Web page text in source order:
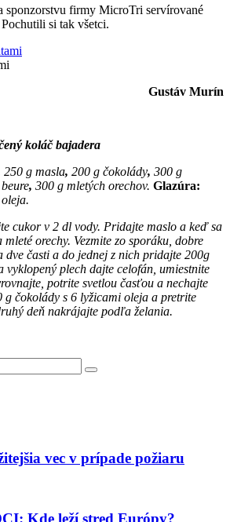
sponzorstvu firmy MicroTri servírované
si tak všetci.
Gustáv Murín
koláč bajadera
250 g masla, 200 g čokolády, 300 g
, 300 g mletých orechov. Glazúra:
cukor v 2 dl vody. Pridajte maslo a keď sa
orechy. Vezmite zo sporáku, dobre
dve časti a do jednej z nich pridajte 200g
vyklopený plech dajte celofán, umiestnite
potrite svetlou časťou a nechajte
g čokolády s 6 lyžicami oleja a pretrite
deň nakrájajte podľa želania.
vec v prípade požiaru